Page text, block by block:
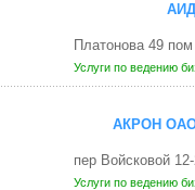
Платонова 49
Услуги по ведению
АКРОН
пер Войсковой
Услуги по ведению